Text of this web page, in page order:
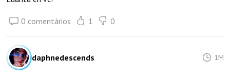
0 comentários 1 0
daphnedescends 1M